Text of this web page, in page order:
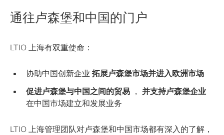
通往卢森堡和中国的门户
LTIO 上海有双重使命：
协助中国创新企业 拓展卢森堡市场并进入欧洲市场
促进卢森堡与中国之间的贸易 ， 并支持卢森堡企业
在中国市场建立和发展业务
LTIO 上海管理团队对卢森堡和中国市场都有深入的了解，